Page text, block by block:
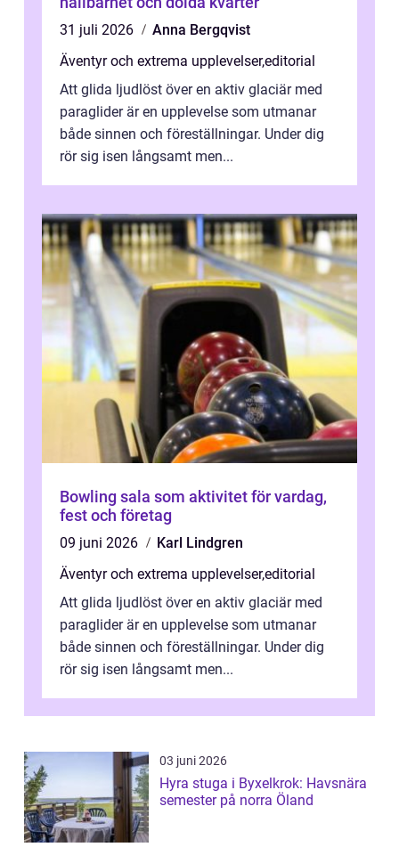
31 juli 2026
Anna Bergqvist
Äventyr och extrema upplevelser,editorial
Att glida ljudlöst över en aktiv glaciär med
paraglider är en upplevelse som utmanar
både sinnen och föreställningar. Under dig
rör sig isen långsamt men...
Bowling sala som aktivitet för vardag,
fest och företag
09 juni 2026
Karl Lindgren
Äventyr och extrema upplevelser,editorial
Att glida ljudlöst över en aktiv glaciär med
paraglider är en upplevelse som utmanar
både sinnen och föreställningar. Under dig
rör sig isen långsamt men...
03 juni 2026
Hyra stuga i Byxelkrok: Havsnära
semester på norra Öland